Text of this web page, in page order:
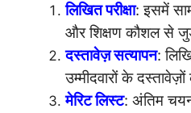
लिखित परीक्षा: इसमें
और शिक्षण कौशल से
दस्तावेज़ सत्यापन:
उम्मीदवारों के
मेरिट लिस्ट: अंतिम